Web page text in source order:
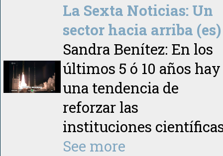
La Sexta Noticias: Un
sector hacia arriba (es)
Sandra Benítez: En los
últimos 5 ó 10 años hay
una tendencia de
reforzar las
instituciones
See more